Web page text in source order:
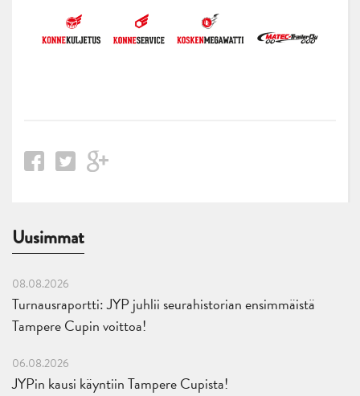
Uusimmat
08.08.2026
Turnausraportti: JYP juhlii seurahistorian ensimmäistä
Tampere Cupin voittoa!
06.08.2026
JYPin kausi käyntiin Tampere Cupista!